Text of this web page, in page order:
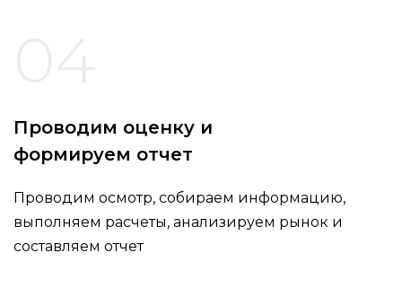
Проводим оценку и
формируем отчет
Проводим осмотр, собираем информацию,
выполняем расчеты, анализируем рынок и
составляем отчет